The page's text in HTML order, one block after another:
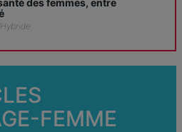
des femmes, entre
FEMME